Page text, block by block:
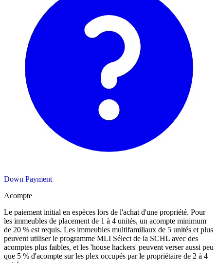
Down Payment
Acompte
Le paiement initial en espèces lors de l'achat d'une propriété. Pour
les immeubles de placement de 1 à 4 unités, un acompte minimum
de 20 % est requis. Les immeubles multifamiliaux de 5 unités et plus
peuvent utiliser le programme MLI Sélect de la SCHL avec des
acomptes plus faibles, et les 'house hackers' peuvent verser aussi peu
que 5 % d'acompte sur les plex occupés par le propriétaire de 2 à 4